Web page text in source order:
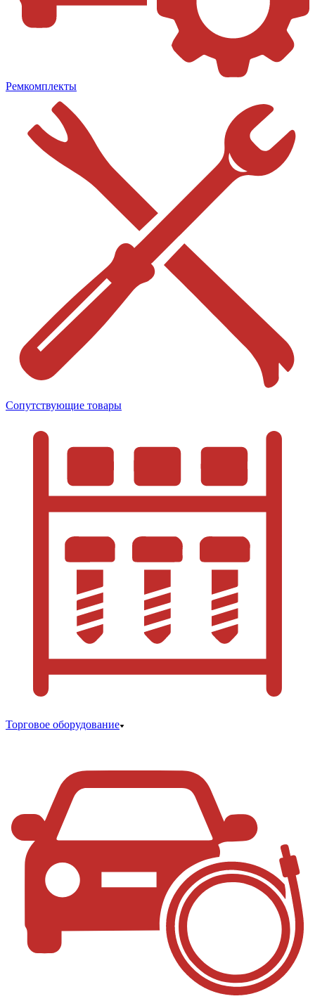
Ремкомплекты
Сопутствующие товары
Торговое оборудование